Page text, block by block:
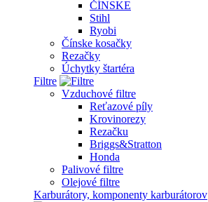
ČÍNSKE
Stihl
Ryobi
Čínske kosačky
Rezačky
Úchytky štartéra
Filtre
Vzduchové filtre
Reťazové píly
Krovinorezy
Rezačku
Briggs&Stratton
Honda
Palivové filtre
Olejové filtre
Karburátory, komponenty karburátorov